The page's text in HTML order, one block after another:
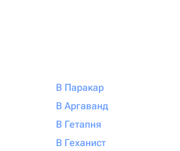
В Паракар
В Аргаванд
В Гетапня
В Геханист